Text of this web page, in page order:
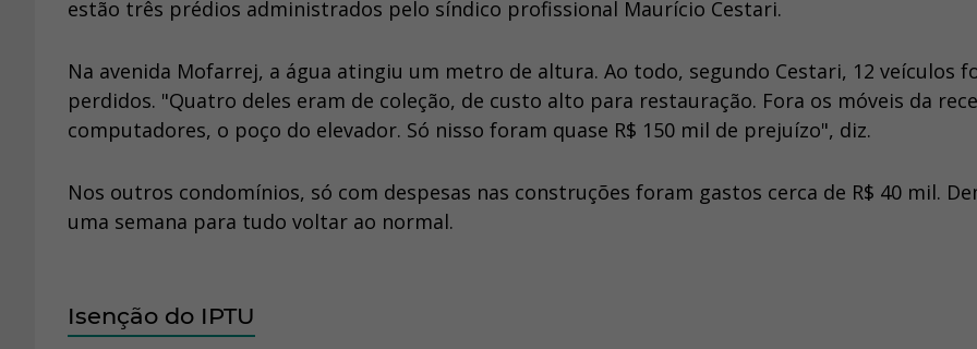
estão três prédios administrados pelo síndico profissional Maurício Cestari.
Na avenida Mofarrej, a água atingiu um metro de altura. Ao todo, segundo Cestari, 12 veículos
perdidos. "Quatro deles eram de coleção, de custo alto para restauração. Fora os móveis da
computadores, o poço do elevador. Só nisso foram quase R$ 150 mil de prejuízo", diz.
Nos outros condomínios, só com despesas nas construções foram gastos cerca de R$ 40 mil.
uma semana para tudo voltar ao normal.
Isenção do IPTU